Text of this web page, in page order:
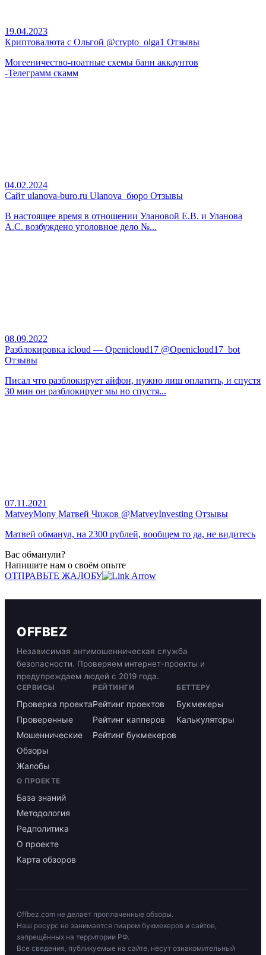
19.04.2023
Криптовалюта с Ольгой @crypto_olga1 Отзывы
Могееничество-поатные схемы банн аккаунтов
-Телеграмм скамм
04.02.2024
Сайт ulanova-buro.ru Ulanova_бюро Отзывы
В настоящее время в отношении Улановой Е.В. и Уланова
А.С. возбуждено уголовное дело №...
08.09.2022
Разблокировка icloud — Openicloud17 @Openicloud17_bot
Отзывы
Писал что разблокирует айфон, нужно лиш оплатить, и спустя
30 мин он разблокирует мы но спустя...
07.11.2021
MatveyMony Матвей Чижов @MatveyInvesting Отзывы
Матвей обманул, на 2300 рублей, вообщем то да, не видитесь
Вас обманули?
Напишите нам о своём опыте
ОТПРАВЬТЕ ЖАЛОБУ
OFFBEZ
Независимая антимошенническая служба
безопасности. Проверяем интернет-проекты и
предупреждаем людей с 2019 года.
СЕРВИСЫ
Проверка проекта
Проверенные
Мошеннические
Обзоры
Жалобы
РЕЙТИНГИ
Рейтинг проектов
Рейтинг капперов
Рейтинг букмекеров
БЕТТЕРУ
Букмекеры
Калькуляторы
О ПРОЕКТЕ
База знаний
Методология
Редполитика
О проекте
Карта обзоров
Offbez.com не делает проплаченные обзоры.
Наш ресурс не занимается пиаром букмекеров и сайтов,
запрещённых на территории РФ.
Все сведения, публикуемые на сайте, несут ознакомительный